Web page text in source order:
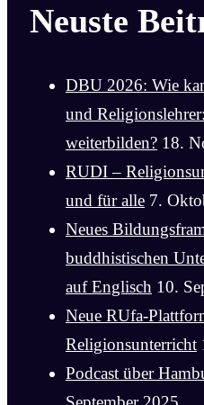
Neuste
DBU 2026: Wie
und
weiterbilden? 18.
RUDI –
und für alle 7.
Neues
buddhistischen
auf Englisch 10.
Neue RUfa-
Religionsunterricht
Podcast über